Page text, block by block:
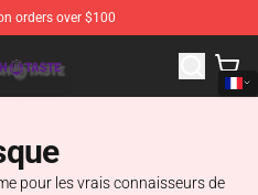
orders over $100
Trash Taste Merchandise
pour les vrais connaisseurs de